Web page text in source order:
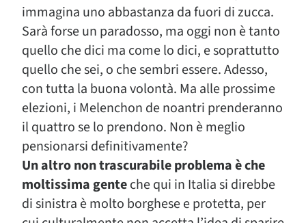
immagina uno abbastanza da fuori di zucca.
Sarà forse un paradosso, ma oggi non è tanto
quello che dici ma come lo dici, e soprattutto
quello che sei, o che sembri essere. Adesso,
con tutta la buona volontà. Ma alle prossime
elezioni, i Melenchon de noantri prenderanno
il quattro se lo prendono. Non è meglio
pensionarsi definitivamente?
Un altro non trascurabile problema è che
moltissima genteche qui in Italia si direbbe
di sinistra è molto borghese e protetta, per